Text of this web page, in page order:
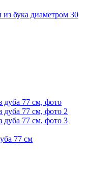
бука диаметром 30
77 см